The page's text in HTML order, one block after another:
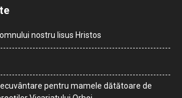
nostru Iisus Hristos
pentru mamele dătătoare de